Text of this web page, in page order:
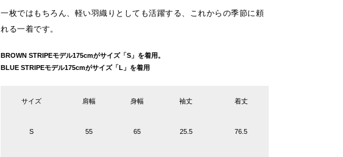
一枚ではもちろん、軽い羽織りとしても活躍する、これからの季節に頼
れる一着です。
BROWN STRIPEモデル175cmがサイズ「S」を着用。
BLUE STRIPEモデル175cmがサイズ「L」を着用
サイズ 肩幅 身幅 袖丈 着丈
S 55 65 25.5 76.5